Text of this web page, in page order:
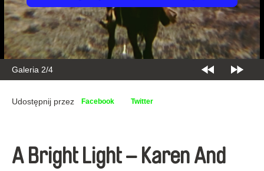
Galeria 2/4
Udostępnij przez Facebook Twitter
A Bright Light – Karen And